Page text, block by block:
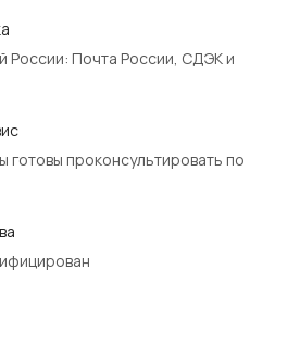
России: Почта России, СДЭК и
проконсультировать по